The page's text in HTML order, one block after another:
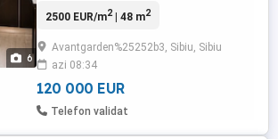
6
suprafață utilă 48mp+ balcon si este
camere; -1 balcon; -boxa la subsol(4-5
mp); -Ac in living; -posibila afacere cu
regim hotelier; Intabulat; Bloc ...
2500 EUR/m2| 48 m2
Avantgarden%25252b3, Sibiu, Sibiu
azi 08:34
120 000 EUR
Telefon validat